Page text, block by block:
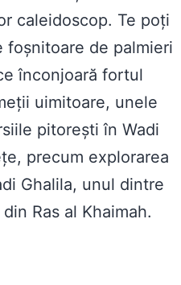
caleidoscop. Te poți
foșnitoare de palmieri
înconjoară fortul
uimitoare, unele
pitorești în Wadi
precum explorarea
Ghalila, unul dintre
Ras al Khaimah.